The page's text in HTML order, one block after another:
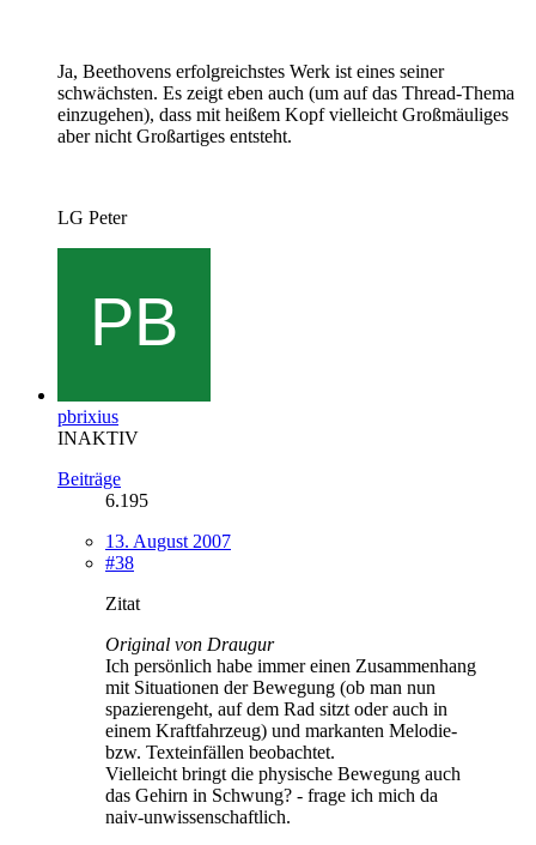
Ja, Beethovens erfolgreichstes Werk ist eines seiner
schwächsten. Es zeigt eben auch (um auf das Thread-Thema
einzugehen), dass mit heißem Kopf vielleicht Großmäuliges
aber nicht Großartiges entsteht.
LG Peter
pbrixius
INAKTIV
Beiträge
6.195
13. August 2007
#38
Zitat
Original von Draugur
Ich persönlich habe immer einen Zusammenhang
mit Situationen der Bewegung (ob man nun
spazierengeht, auf dem Rad sitzt oder auch in
einem Kraftfahrzeug) und markanten Melodie-
bzw. Texteinfällen beobachtet.
Vielleicht bringt die physische Bewegung auch
das Gehirn in Schwung? - frage ich mich da
naiv-unwissenschaftlich.